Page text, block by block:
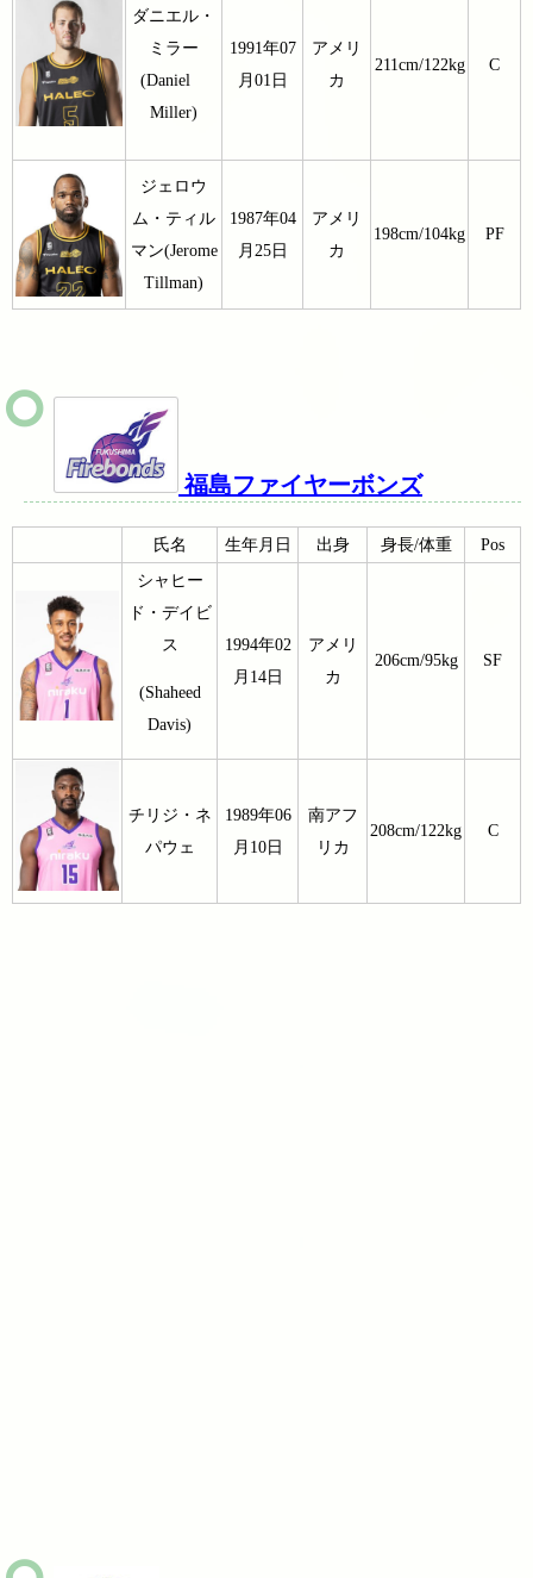
ダニエル・
ミラー
(Daniel
Miller)
1991年07
月01日
アメリ
カ
211cm/122kg C
ジェロウ
ム・ティル
マン(Jerome
Tillman)
1987年04
月25日
アメリ
カ
198cm/104kg PF
福島ファイヤーボンズ
氏名 生年月日 出身 身長/体重
Pos
シャヒー
ド・デイビ
ス
(Shaheed
Davis)
1994年02
月14日
アメリ
カ
206cm/95kg SF
チリジ・ネ
パウェ
1989年06
月10日
南アフ
リカ
208cm/122kg C